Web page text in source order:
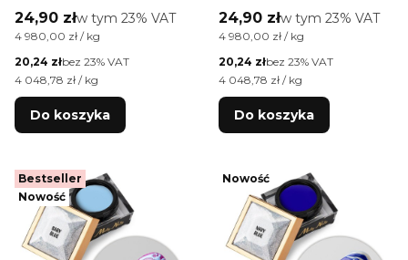
Nails Black HEMA/Di-
HEMA Free 5g
Cena brutto
24,90 złw tym %s VAT
w tym 23% VAT
Cena jednostkowa brutto
4 980,00 zł / kg
Cena netto
20,24 złbez 23% VAT
Cena jednostkowa netto
4 048,78 zł / kg
Do koszyka
Nails Basic Blue
HEMA/Di-HEMA Free
Cena brutto
24,90 złw tym %s VAT
w tym 23% VAT
Cena jednostkowa brutto
4 980,00 zł / kg
Cena netto
20,24 złbez 23% VAT
Cena jednostkowa netto
4 048,78 zł / kg
Do koszyka
Bestseller
Nowość
Nowość